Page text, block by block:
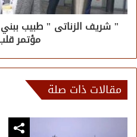
" شريف الزناتى " طبيب
مؤتمر
مقالات ذات صلة